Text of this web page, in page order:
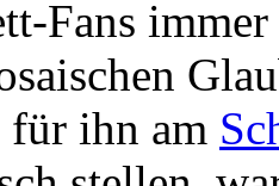
Fans
für ihn am